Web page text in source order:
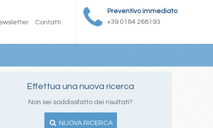
Preventivo immediato
+39 0184 268193
Contatti
Effettua una nuova ricerca
Non sei soddissfatto dei risultati?
NUOVA RICERCA